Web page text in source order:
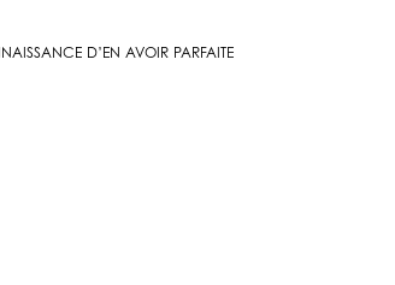
D’EN AVOIR PARFAITE